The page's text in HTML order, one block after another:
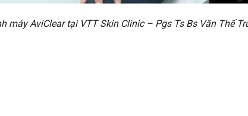
máy AviClear tại VTT Skin Clinic – Pgs Ts Bs Văn Thế